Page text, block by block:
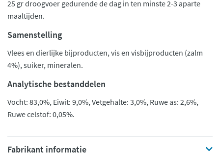
25 gr droogvoer gedurende de dag in ten minste 2-3 aparte
maaltijden.
Samenstelling
Vlees en dierlijke bijproducten, vis en visbijproducten (zalm
4%), suiker, mineralen.
Analytische bestanddelen
Vocht: 83,0%, Eiwit: 9,0%, Vetgehalte: 3,0%, Ruwe as: 2,6%,
Ruwe celstof: 0,05%.
Fabrikant informatie